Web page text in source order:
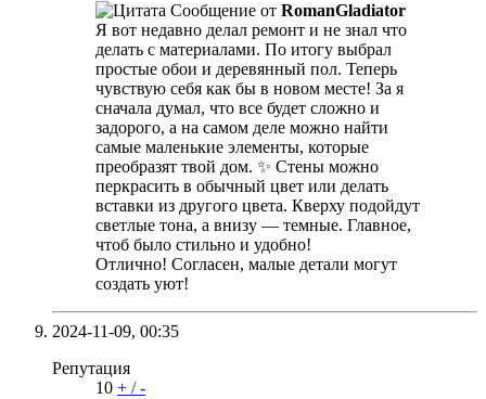
Сообщение от RomanGladiator
Я вот недавно делал ремонт и не знал что
делать с материалами. По итогу выбрал
простые обои и деревянный пол. Теперь
чувствую себя как бы в новом месте! За я
сначала думал, что все будет сложно и
задорого, а на самом деле можно найти
самые маленькие элементы, которые
преобразят твой дом. ✨ Стены можно
перкрасить в обычный цвет или делать
вставки из другого цвета. Кверху подойдут
светлые тона, а внизу — темные. Главное,
чтоб было стильно и удобно!
Отлично! Согласен, малые детали могут
создать уют!
2024-11-09, 00:35
Репутация
10 + /-